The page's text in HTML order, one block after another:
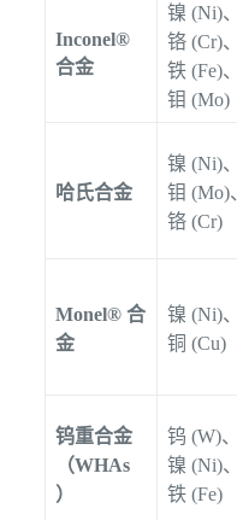
Inconel®
合金
镍 (Ni)、
铬 (Cr)、
铁 (Fe)、
钼 (Mo)
哈氏合金
镍 (Ni)、
钼 (Mo)
铬 (Cr)
Monel® 合
金
镍 (Ni)、
铜 (Cu)
钨重合金
（WHAs
）
钨 (W)、
镍 (Ni)、
铁 (Fe)